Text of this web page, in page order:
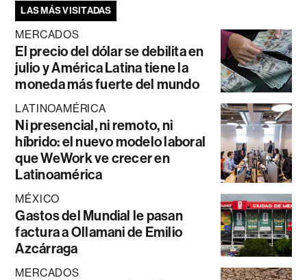
LAS MÁS VISITADAS
MERCADOS
El precio del dólar se debilita en
julio y América Latina tiene la
moneda más fuerte del mundo
LATINOAMÉRICA
Ni presencial, ni remoto, ni
híbrido: el nuevo modelo laboral
que WeWork ve crecer en
Latinoamérica
MÉXICO
Gastos del Mundial le pasan
factura a Ollamani de Emilio
Azcárraga
MERCADOS